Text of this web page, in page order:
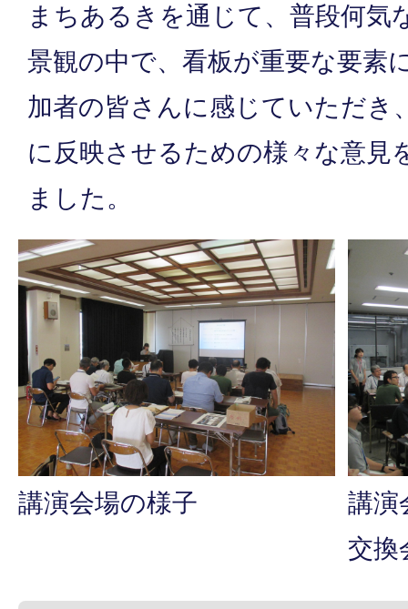
まちあるきを通じて、普段何気
景観の中で、看板が重要な要素
加者の皆さんに感じていただき
に反映させるための様々な意見
ました。
講演会場の様子
講演
交換